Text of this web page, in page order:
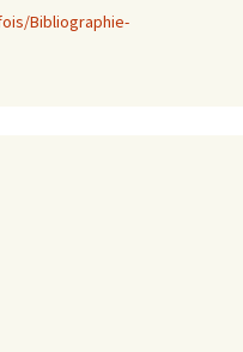
Bibliographie-